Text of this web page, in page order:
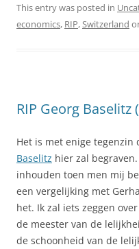
This entry was posted in
economics, RIP,Switzerland
RIP Georg Baselitz
Het is met enige
Baselitz hier zal
inhouden toen men mij
een vergelijking met
het. Ik zal iets zeggen
de meester van de
de schoonheid van de